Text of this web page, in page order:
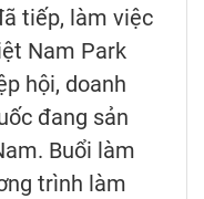
tiếp, làm việc
Nam Park
hội, doanh
đang sản
Buổi làm
trình làm